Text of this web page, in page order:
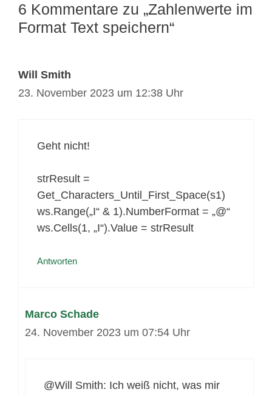
6 Kommentare zu „Zahlenwerte im
Format Text speichern“
Will Smith
23. November 2023 um 12:38 Uhr
Geht nicht!
strResult =
Get_Characters_Until_First_Space(s1)
ws.Range(„I“ & 1).NumberFormat = „@“
ws.Cells(1, „I“).Value = strResult
Antworten
Marco Schade
24. November 2023 um 07:54 Uhr
@Will Smith: Ich weiß nicht, was mir